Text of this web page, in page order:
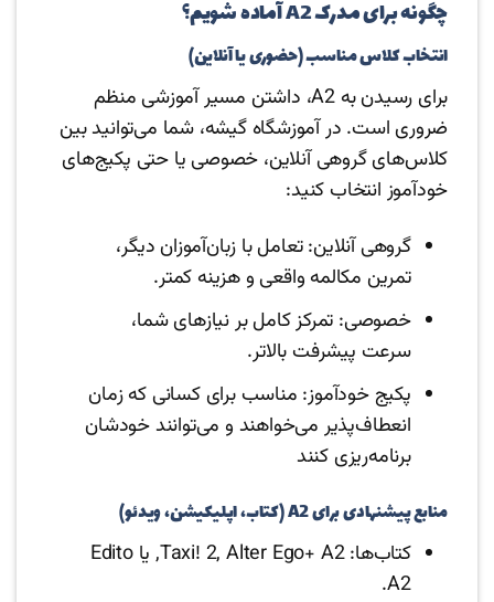
چگونه برای مدرک A2 آماده شویم؟
انتخاب کلاس مناسب (حضوری یا آنلاین)
برای رسیدن به A2، داشتن مسیر آموزشی منظم
ضروری است. در آموزشگاه گیشه، شما می‌توانید بین
کلاس‌های گروهی آنلاین، خصوصی یا حتی پکیج‌های
خودآموز انتخاب کنید:
گروهی آنلاین: تعامل با زبان‌آموزان دیگر،
تمرین مکالمه واقعی و هزینه کمتر.
خصوصی: تمرکز کامل بر نیازهای شما،
سرعت پیشرفت بالاتر.
پکیج خودآموز: مناسب برای کسانی که زمان
انعطاف‌پذیر می‌خواهند و می‌توانند خودشان
برنامه‌ریزی کنند
منابع پیشنهادی برای A2 (کتاب، اپلیکیشن، ویدئو)
کتاب‌ها: Taxi! 2, Alter Ego+ A2, یا Edito
A2.